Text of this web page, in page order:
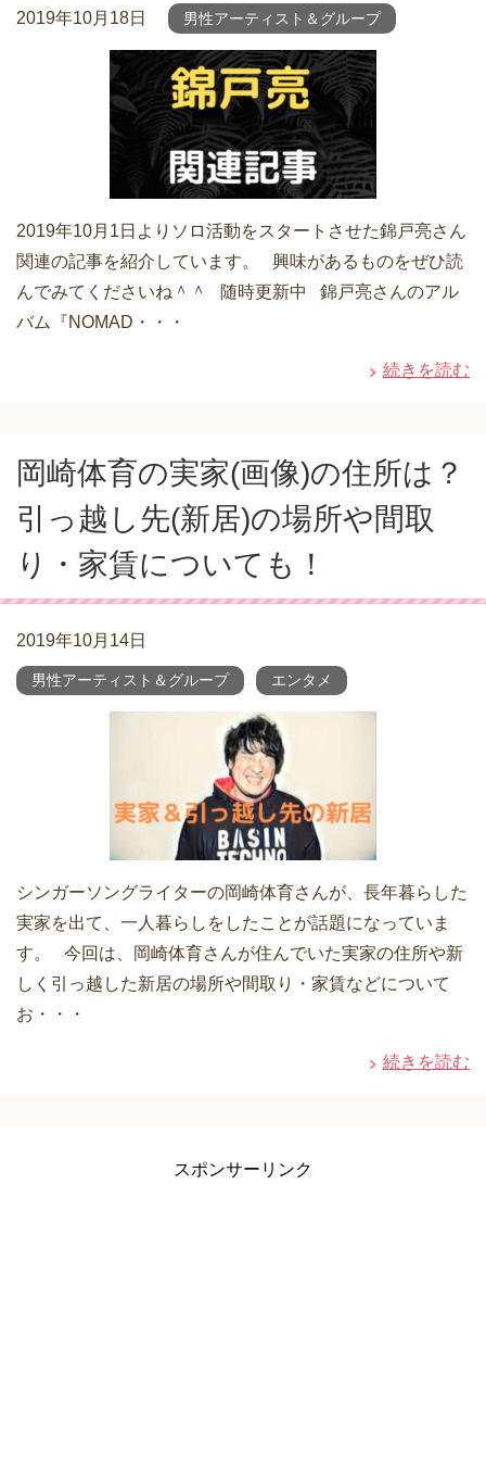
2019年10月18日 男性アーティスト＆グループ
2019年10月1日よりソロ活動をスタートさせた錦戸亮さん
関連の記事を紹介しています。 興味があるものをぜひ読
んでみてくださいね＾＾ 随時更新中 錦戸亮さんのアル
バム『NOMAD・・・
続きを読む
岡崎体育の実家(画像)の住所は？
引っ越し先(新居)の場所や間取
り・家賃についても！
2019年10月14日
男性アーティスト＆グループ エンタメ
シンガーソングライターの岡崎体育さんが、長年暮らした
実家を出て、一人暮らしをしたことが話題になっていま
す。 今回は、岡崎体育さんが住んでいた実家の住所や新
しく引っ越した新居の場所や間取り・家賃などについて
お・・・
続きを読む
スポンサーリンク